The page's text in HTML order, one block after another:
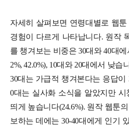
자세히 살펴보면 연령대별로 웹
경험이 다르게 나타납니다. 원작
를 챙겨보는 비중은 30대와 40대
2%, 42.0%), 10대와 20대에서 낮습
30대는 가급적 챙겨본다는 응답이
0대는 실사화 소식을 알았지만 시
띄게 높습니다(24.6%). 원작 웹툰
보하는 데에는 30-40대에게 인기